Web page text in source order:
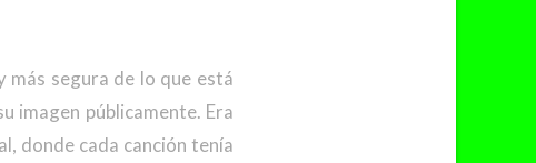
más segura de lo que está
imagen públicamente. Era
donde cada canción tenía